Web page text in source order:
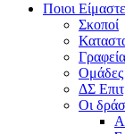
Ποιοι Είμαστε
Σκοποί
Ομάδες
ΔΣ
Οι